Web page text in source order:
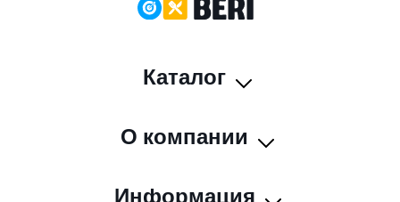
Каталог
О компании
Информация